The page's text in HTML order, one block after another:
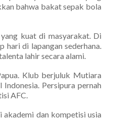
bahwa bakat sepak bola
kuat di masyarakat. Di
di lapangan sederhana.
lahir secara alami.
Klub berjuluk Mutiara
Persipura pernah
AFC.
akademi dan kompetisi usia